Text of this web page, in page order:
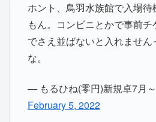
ホント、鳥羽水族館で入場待
もん。コンビニとかで事前
でさえ並ばないと入れませ
な。
— もるひね(零円)新規卓7月
February 5, 2022